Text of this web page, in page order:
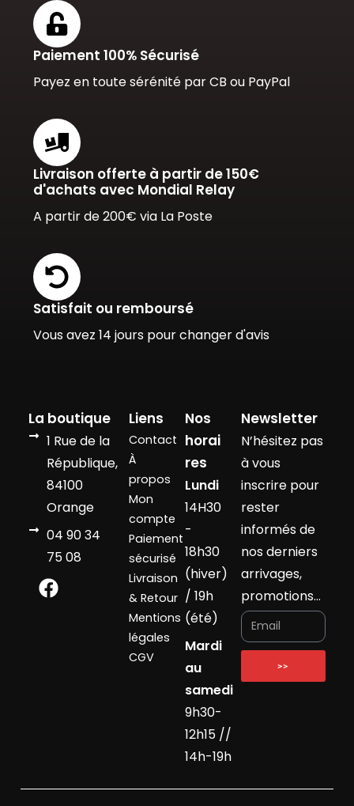
Paiement 100% Sécurisé
Payez en toute sérénité par CB ou PayPal
Livraison offerte à partir de 150€
d'achats avec Mondial Relay
A partir de 200€ via La Poste
Satisfait ou remboursé
Vous avez 14 jours pour changer d'avis
La boutique
1 Rue de la
République,
84100
Orange
04 90 34
75 08
Liens
Contact
À
propos
Mon
compte
Paiement
sécurisé
Livraison
& Retour
Mentions
légales
CGV
Nos
horai
res
Lundi
14H30
-
18h30
(hiver)
/ 19h
(été)
Mardi
au
samedi
9h30-
12h15 //
14h-19h
Newsletter
N’hésitez pas
à vous
inscrire pour
rester
informés de
nos derniers
arrivages,
promotions…
>>